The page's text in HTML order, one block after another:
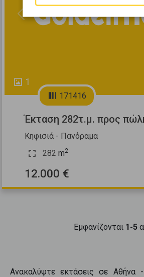
1
Previous
171416
Έκταση 282τ.μ. προς
Κηφισιά - Πανόραμα
282 m2
12.000 €
Εμφανίζονται 1-5
Ανακαλύψτεεκτάσεις σε Αθήνα